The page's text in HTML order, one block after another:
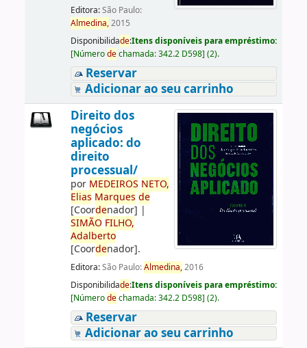
Editora:São Paulo:
Almedina,2015
Disponibilidade:Itens disponíveis para empréstimo:
[Númerodechamada:342.2 D598] (2).
Reservar
Adicionar ao seu carrinho
Direito dos
negócios
aplicado: do
direito
processual/
por MEDEIROS NETO,
Elias Marques de
[Coordenador] |
SIMÃO FILHO,
Adalberto
[Coordenador].
Editora:São Paulo:Almedina,2016
Disponibilidade:Itens disponíveis para empréstimo:
[Númerodechamada:342.2 D598] (2).
Reservar
Adicionar ao seu carrinho